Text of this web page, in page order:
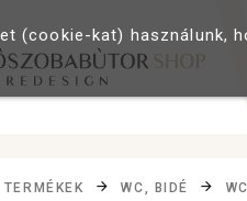
TERMÉKEK WC, BIDÉ WC
(cookie-kat) használunk,